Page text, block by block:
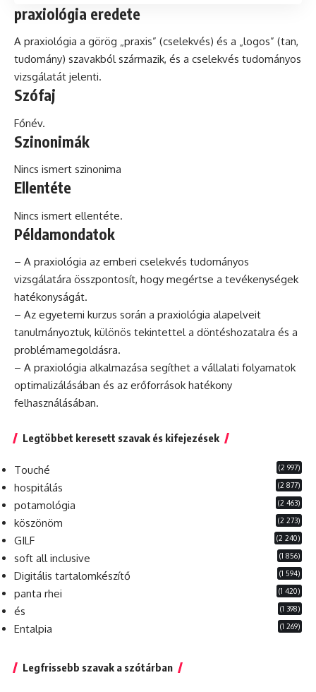
praxiológia eredete
A praxiológia a görög „praxis” (cselekvés) és a „logos” (tan,
tudomány) szavakból származik, és a cselekvés tudományos
vizsgálatát jelenti.
Szófaj
Főnév.
Szinonimák
Nincs ismert szinonima
Ellentéte
Nincs ismert ellentéte.
Példamondatok
– A praxiológia az emberi cselekvés tudományos
vizsgálatára összpontosít, hogy megértse a tevékenységek
hatékonyságát.
– Az egyetemi kurzus során a praxiológia alapelveit
tanulmányoztuk, különös tekintettel a döntéshozatalra és a
problémamegoldásra.
– A praxiológia alkalmazása segíthet a vállalati folyamatok
optimalizálásában és az erőforrások hatékony
felhasználásában.
Legtöbbet keresett szavak és kifejezések
Touché (2 997)
hospitálás (2 877)
potamológia (2 463)
köszönöm (2 273)
GILF (2 240)
soft all inclusive (1 856)
Digitális tartalomkészítő (1 594)
panta rhei (1 420)
és (1 398)
Entalpia (1 269)
Legfrissebb szavak a szótárban